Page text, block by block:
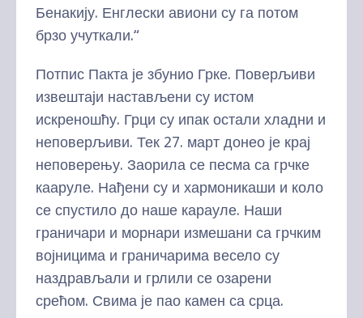
Бенакију. Енглески авиони су га потом
брзо учуткали.“
Потпис Пакта је збунио Грке. Поверљиви
извештаји настављени су истом
искреношћу. Грци су ипак остали хладни и
неповерљиви. Тек 27. март донео је крај
неповерењу. Заорила се песма са грчке
кааруле. Нађени су и хармоникаши и коло
се спустило до наше карауле. Наши
граничари и морнари измешани са грчким
војницима и граничарима весело су
наздрављали и грлили се озарени
срећом. Свима је пао камен са срца.